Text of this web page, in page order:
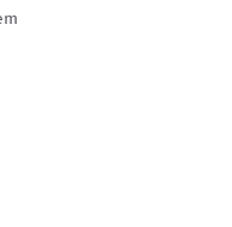
записям